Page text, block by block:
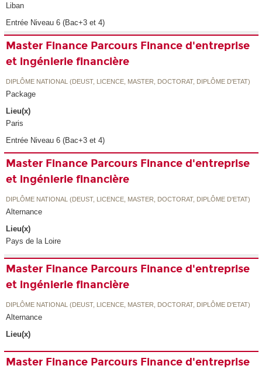
Liban
Entrée Niveau 6 (Bac+3 et 4)
Master Finance Parcours Finance d'entreprise
et ingénierie financière
DIPLÔME NATIONAL (DEUST, LICENCE, MASTER, DOCTORAT, DIPLÔME D'ETAT)
Package
Lieu(x)
Paris
Entrée Niveau 6 (Bac+3 et 4)
Master Finance Parcours Finance d'entreprise
et ingénierie financière
DIPLÔME NATIONAL (DEUST, LICENCE, MASTER, DOCTORAT, DIPLÔME D'ETAT)
Alternance
Lieu(x)
Pays de la Loire
Master Finance Parcours Finance d'entreprise
et ingénierie financière
DIPLÔME NATIONAL (DEUST, LICENCE, MASTER, DOCTORAT, DIPLÔME D'ETAT)
Alternance
Lieu(x)
Master Finance Parcours Finance d'entreprise